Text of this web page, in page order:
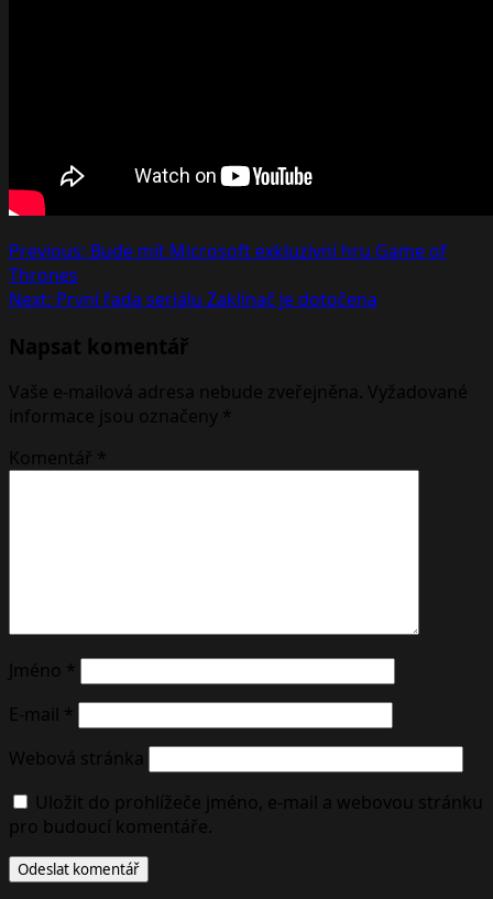
Post
navigation
Previous: Bude mít Microsoft exkluzivní hru Game of
Thrones
Next: První řada seriálu Zaklínač je dotočena
Napsat komentář
Vaše e-mailová adresa nebude zveřejněna. Vyžadované
informace jsou označeny *
Komentář *
Jméno *
E-mail *
Webová stránka
Uložit do prohlížeče jméno, e-mail a webovou stránku
pro budoucí komentáře.